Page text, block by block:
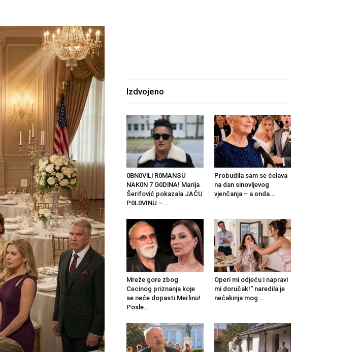
Izdvojeno
0BN0VlLl R0MANSU
NAK0N 7 G0DlNA! Marija
Šerifović pokazala JAČU
P0L0VINU –...
Probudila sam se ćelava
na dan sinovljevog
vjenčanja – a onda...
Mreže gore zbog
Cecinog priznanja koje
se neće dopasti Merlinu!
Posle...
Operi mi odjeću i napravi
mi doručak!“ naredila je
nećakinja mog...